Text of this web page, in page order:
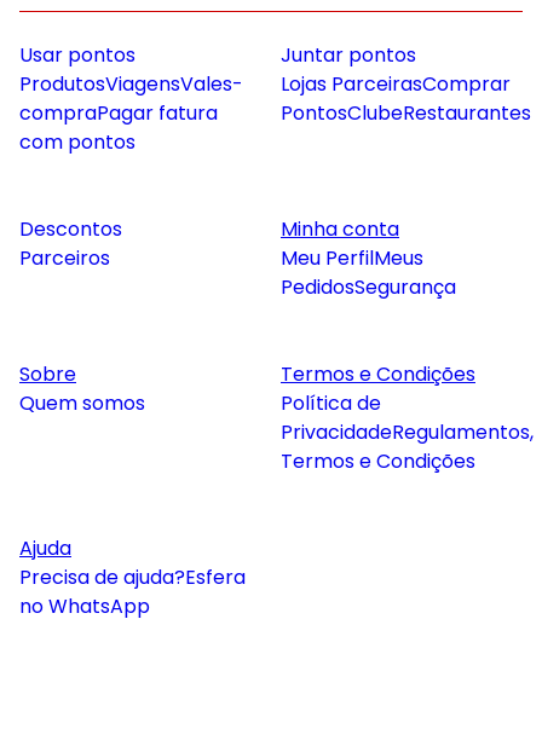
Usar pontos
ProdutosViagensVales-
compraPagar fatura
com pontos
Juntar pontos
Lojas ParceirasComprar
PontosClubeRestaurantes
Descontos
Parceiros
Minha conta
Meu PerfilMeus
PedidosSegurança
Sobre
Quem somos
Termos e Condições
Política de
PrivacidadeRegulamentos,
Termos e Condições
Ajuda
Precisa de ajuda?Esfera
no WhatsApp